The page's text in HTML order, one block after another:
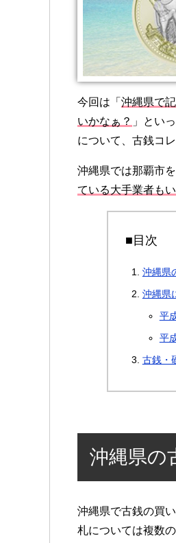
今回は「 沖縄県で
いかなぁ？ 」とい
について、古銭コ
沖縄県では那覇市
ている大手業者も
■目次
沖縄県
沖縄県
平
平
古銭・
沖縄県の
沖縄県で古銭の買
札については複数